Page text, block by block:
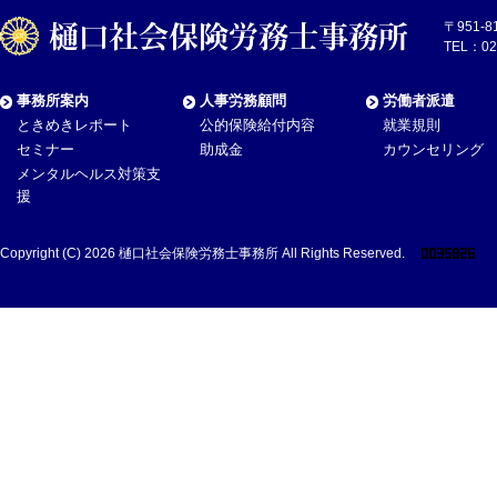
〒951-
TEL：
事務所案内
ときめきレポート
セミナー
メンタルヘルス対策支
援
人事労務顧問
公的保険給付内容
助成金
労働者派遣
就業規則
カウンセリング
Copyright (C) 2026 樋口社会保険労務士事務所 All Rights Reserved.